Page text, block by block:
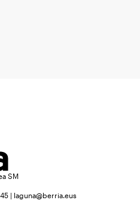
SM
| laguna@berria.eus